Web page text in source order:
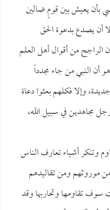
بأن يعيش بين قومٍ ضالين
أن يصدع بدعوة الحق
الراجح من أقوال أهل العلم
أن النبي من جاء مجدداً
وإلا فكلهم بعثوا دعاة
مجاهدين في سبيل الله،
وتنكر أشياء تعارف الناس
موروثهم ومن تقاليدهم
سوف تقاومها وتحاربها وقد